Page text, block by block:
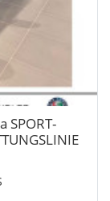
SPORT-